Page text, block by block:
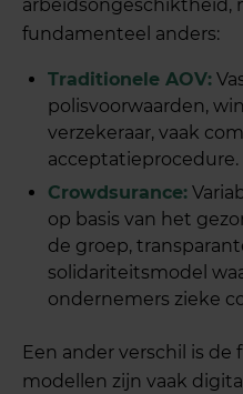
arbeidsongeschiktheid,
fundamenteel anders:
Traditionele AOV:
polisvoorwaarden,
verzekeraar, vaak
acceptatieprocedure.
Crowdsurance:
op basis van het
de groep,
solidariteitsmodel
ondernemers zieke
Een ander verschil is
modellen zijn vaak